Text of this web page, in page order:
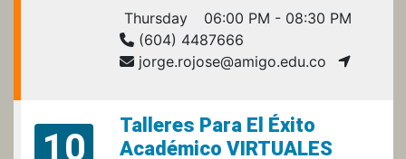
Thursday
06:00 PM - 08:30 PM
(604) 4487666
jorge.rojose@amigo.edu.co
10
Talleres Para El Éxito
Académico VIRTUALES